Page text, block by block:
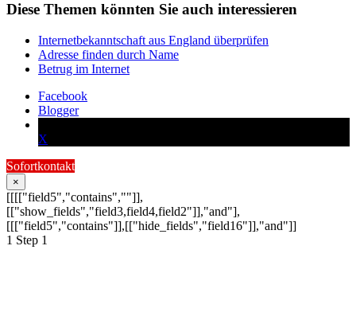
Diese Themen könnten Sie auch interessieren
Internetbekanntschaft aus England überprüfen
Adresse finden durch Name
Betrug im Internet
Facebook
Blogger
X
Sofortkontakt
×
[[[["field5","contains",""]],
[["show_fields","field3,field4,field2"]],"and"],
[[["field5","contains"]],[["hide_fields","field16"]],"and"]]
1 Step 1